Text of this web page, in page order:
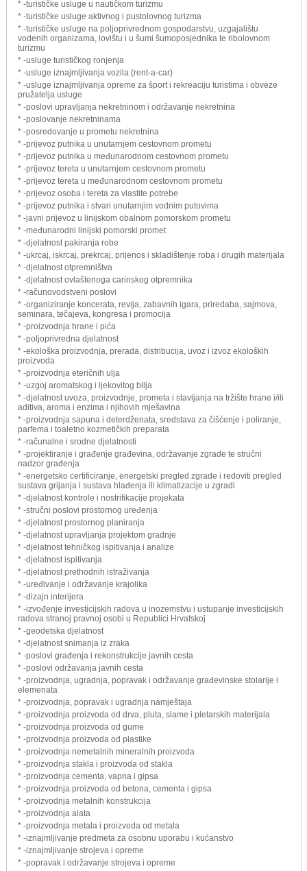
* -turističke usluge u nautičkom turizmu
* -turističke usluge aktivnog i pustolovnog turizma
* -turističke usluge na poljoprivrednom gospodarstvu, uzgajalištu
vodenih organizama, lovištu i u šumi šumoposjednika te ribolovnom
turizmu
* -usluge turističkog ronjenja
* -usluge iznajmljivanja vozila (rent-a-car)
* -usluge iznajmljivanja opreme za šport i rekreaciju turistima i obveze
pružatelja usluge
* -poslovi upravljanja nekretninom i održavanje nekretnina
* -poslovanje nekretninama
* -posredovanje u prometu nekretnina
* -prijevoz putnika u unutarnjem cestovnom prometu
* -prijevoz putnika u međunarodnom cestovnom prometu
* -prijevoz tereta u unutarnjem cestovnom prometu
* -prijevoz tereta u međunarodnom cestovnom prometu
* -prijevoz osoba i tereta za vlastite potrebe
* -prijevoz putnika i stvari unutarnjim vodnim putovima
* -javni prijevoz u linijskom obalnom pomorskom prometu
* -međunarodni linijski pomorski promet
* -djelatnost pakiranja robe
* -ukrcaj, iskrcaj, prekrcaj, prijenos i skladištenje roba i drugih materijala
* -djelatnost otpremništva
* -djelatnost ovlaštenoga carinskog otpremnika
* -računovodstveni poslovi
* -organiziranje koncerata, revija, zabavnih igara, priredaba, sajmova,
seminara, tečajeva, kongresa i promocija
* -proizvodnja hrane i pića
* -poljoprivredna djelatnost
* -ekološka proizvodnja, prerada, distribucija, uvoz i izvoz ekoloških
proizvoda
* -proizvodnja eteričnih ulja
* -uzgoj aromatskog i ljekovitog bilja
* -djelatnost uvoza, proizvodnje, prometa i stavljanja na tržište hrane i/ili
aditiva, aroma i enzima i njihovih mješavina
* -proizvodnja sapuna i deterdženata, sredstava za čišćenje i poliranje,
parfema i toaletno kozmetičkih preparata
* -računalne i srodne djelatnosti
* -projektiranje i građenje građevina, održavanje zgrade te stručni
nadzor građenja
* -energetsko certificiranje, energetski pregled zgrade i redoviti pregled
sustava grijanja i sustava hlađenja ili klimatizacije u zgradi
* -djelatnost kontrole i nostrifikacije projekata
* -stručni poslovi prostornog uređenja
* -djelatnost prostornog planiranja
* -djelatnost upravljanja projektom gradnje
* -djelatnost tehničkog ispitivanja i analize
* -djelatnost ispitivanja
* -djelatnost prethodnih istraživanja
* -uređivanje i održavanje krajolika
* -dizajn interijera
* -izvođenje investicijskih radova u inozemstvu i ustupanje investicijskih
radova stranoj pravnoj osobi u Republici Hrvatskoj
* -geodetska djelatnost
* -djelatnost snimanja iz zraka
* -poslovi građenja i rekonstrukcije javnih cesta
* -poslovi održavanja javnih cesta
* -proizvodnja, ugradnja, popravak i održavanje građevinske stolarije i
elemenata
* -proizvodnja, popravak i ugradnja namještaja
* -proizvodnja proizvoda od drva, pluta, slame i pletarskih materijala
* -proizvodnja proizvoda od gume
* -proizvodnja proizvoda od plastike
* -proizvodnja nemetalnih mineralnih proizvoda
* -proizvodnja stakla i proizvoda od stakla
* -proizvodnja cementa, vapna i gipsa
* -proizvodnja proizvoda od betona, cementa i gipsa
* -proizvodnja metalnih konstrukcija
* -proizvodnja alata
* -proizvodnja metala i proizvoda od metala
* -iznajmljivanje predmeta za osobnu uporabu i kućanstvo
* -iznajmljivanje strojeva i opreme
* -popravak i održavanje strojeva i opreme